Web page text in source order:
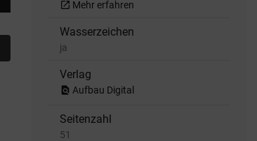
open_in_new Mehr erfahren
Wasserzeichen
ja
Verlag
find_in_page Aufbau Digital
Seitenzahl
51